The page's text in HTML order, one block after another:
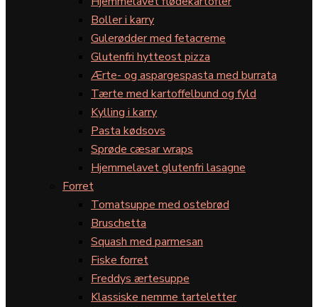
Boller i karry
Gulerødder med fetacreme
Glutenfri hytteost pizza
Ærte- og aspargespasta med burrata
Tærte med kartoffelbund og fyld
Kylling i karry
Pasta kødsovs
Sprøde cæsar wraps
Hjemmelavet glutenfri lasagne
Forret
Tomatsuppe med ostebrød
Bruschetta
Squash med parmesan
Fiske forret
Freddys ærtesuppe
Klassiske nemme tarteletter